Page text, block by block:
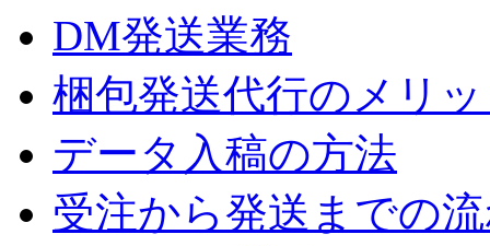
DM発送業務
梱包発送代行のメリ
データ入稿の方法
受注から発送までの